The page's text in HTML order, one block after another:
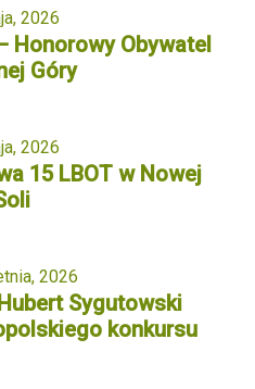
2026
Honorowy Obywatel
Góry
2026
15 LBOT w Nowej
2026
Sygutowski
konkursu